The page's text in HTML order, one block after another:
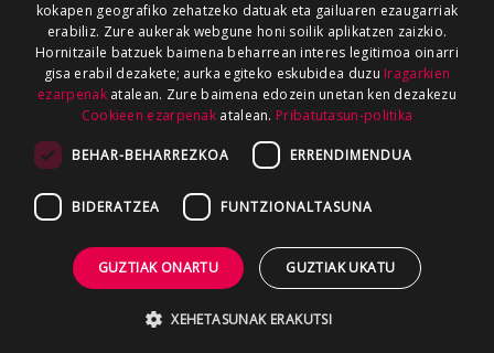
kokapen geografiko zehatzeko datuak eta gailuaren ezaugarriak
erabiliz. Zure aukerak webgune honi soilik aplikatzen zaizkio.
Hornitzaile batzuek baimena beharrean interes legitimoa oinarri
gisa erabil dezakete; aurka egiteko eskubidea duzu Iragarkien
ezarpenakatalean. Zure baimena edozein unetan ken dezakezu
Cookieen ezarpenak atalean. Pribatutasun-politika
BEHAR-BEHARREZKOA ERRENDIMENDUA
BIDERATZEA FUNTZIONALTASUNA
GUZTIAK ONARTU GUZTIAK UKATU
XEHETASUNAK ERAKUTSI